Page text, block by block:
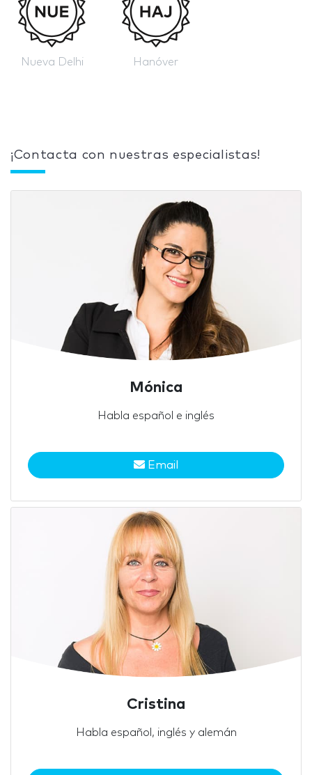
Nueva Delhi Hanóver
¡Contacta con nuestras especialistas!
Mónica
Habla español e inglés
Email
Cristina
Habla español, inglés y alemán